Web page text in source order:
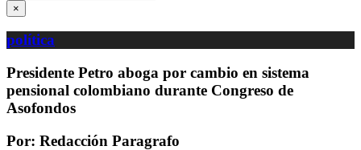
×
política
Presidente Petro aboga por cambio en sistema
pensional colombiano durante Congreso de
Asofondos
Por: Redacción Paragrafo